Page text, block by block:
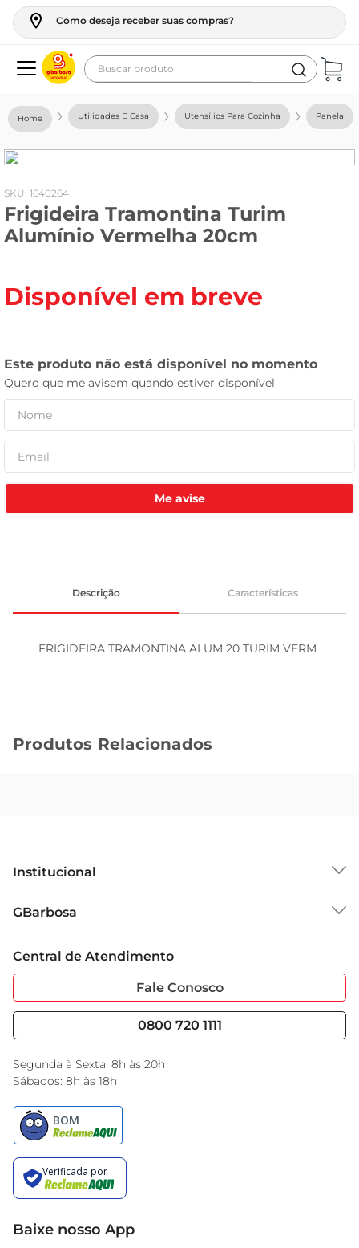
Como deseja receber suas compras?
Buscar produto
Utilidades E Casa Utensílios Para Cozinha Panela
: 1640264
Frigideira Tramontina Turim
Alumínio Vermelha 20cm
Disponível em breve
Me avise
Descrição Características
FRIGIDEIRA TRAMONTINA ALUM 20 TURIM VERM
Produtos Relacionados
Institucional
Grupo Cencosud
Sobre Privacidade
Portal do Fornecedo
Nossas Lojas
GBarbosa
Garantia Estendida
Serviços
Black Friday
Encarte do Dia
Central de Atendimento
Fale Conosco
0800 720 1111
Segunda à Sexta: 8h às 20h
Sábados: 8h às 18h
Baixe nosso App
geladeira
fogao
café
cerveja
leite
celular